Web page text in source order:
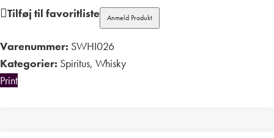
Tilføj til favoritliste
Anmeld Produkt
Varenummer: SWHI026
Kategorier: Spiritus, Whisky
Print